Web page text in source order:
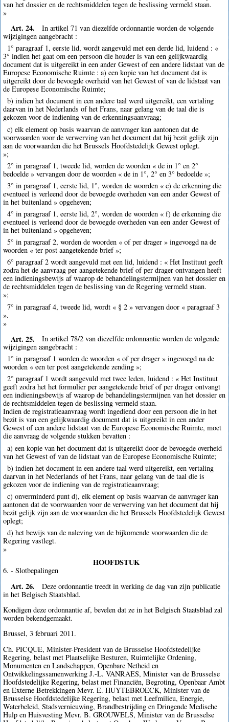
van het dossier en de rechtsmiddelen tegen de beslissing vermeld staan.
»
Art. 24.
In artikel 71 van diezelfde ordonnantie worden de volgende
wijzigingen aangebracht :
1° paragraaf 1, eerste lid, wordt aangevuld met een derde lid, luidend : «
3° indien het gaat om een persoon die houder is van een gelijkwaardig
document dat is uitgereikt in een ander Gewest of een andere lidstaat van de
Europese Economische Ruimte : a) een kopie van het document dat is
uitgereikt door de bevoegde overheid van het Gewest of van de lidstaat van
de Europese Economische Ruimte;
b) indien het document in een andere taal werd uitgereikt, een vertaling
daarvan in het Nederlands of het Frans, naar gelang van de taal die is
gekozen voor de indiening van de erkenningsaanvraag;
c) elk element op basis waarvan de aanvrager kan aantonen dat de
voorwaarden voor de verwerving van het document dat hij bezit gelijk zijn
aan de voorwaarden die het Brussels Hoofdstedelijk Gewest oplegt.
»;
2° in paragraaf 1, tweede lid, worden de woorden « de in 1° en 2°
bedoelde » vervangen door de woorden « de in 1°, 2° en 3° bedoelde »;
3° in paragraaf 1, eerste lid, 1°, worden de woorden « c) de erkenning die
eventueel is verleend door de bevoegde overheden van een ander Gewest of
in het buitenland » opgeheven;
4° in paragraaf 1, eerste lid, 2°, worden de woorden « f) de erkenning die
eventueel is verleend door de bevoegde overheden van een ander Gewest of
in het buitenland » opgeheven;
5° in paragraaf 2, worden de woorden « of per drager » ingevoegd na de
woorden « ter post aangetekende brief »;
6° paragraaf 2 wordt aangevuld met een lid, luidend : « Het Instituut geeft
zodra het de aanvraag per aangetekende brief of per drager ontvangen heeft
een indieningsbewijs af waarop de behandelingstermijnen van het dossier en
de rechtsmiddelen tegen de beslissing van de Regering vermeld staan.
»;
7° in paragraaf 4, tweede lid, wordt « § 2 » vervangen door « paragraaf 3
».
»
Art. 25.
In artikel 78/2 van diezelfde ordonnantie worden de volgende
wijzigingen aangebracht :
1° in paragraaf 1 worden de woorden « of per drager » ingevoegd na de
woorden « een ter post aangetekende zending »;
2° paragraaf 1 wordt aangevuld met twee leden, luidend : « Het Instituut
geeft zodra het het formulier per aangetekende brief of per drager ontvangt
een indieningsbewijs af waarop de behandelingstermijnen van het dossier en
de rechtsmiddelen tegen de beslissing vermeld staan.
Indien de registratieaanvraag wordt ingediend door een persoon die in het
bezit is van een gelijkwaardig document dat is uitgereikt in een ander
Gewest of een andere lidstaat van de Europese Economische Ruimte, moet
die aanvraag de volgende stukken bevatten :
a) een kopie van het document dat is uitgereikt door de bevoegde overheid
van het Gewest of van de lidstaat van de Europese Economische Ruimte;
b) indien het document in een andere taal werd uitgereikt, een vertaling
daarvan in het Nederlands of het Frans, naar gelang van de taal die is
gekozen voor de indiening van de registratieaanvraag;
c) onverminderd punt d), elk element op basis waarvan de aanvrager kan
aantonen dat de voorwaarden voor de verwerving van het document dat hij
bezit gelijk zijn aan de voorwaarden die het Brussels Hoofdstedelijk Gewest
oplegt;
d) het bewijs van de naleving van de bijkomende voorwaarden die de
Regering vastlegt.
»
HOOFDSTUK
6. - Slotbepalingen
Art. 26.
Deze ordonnantie treedt in werking de dag van zijn publicatie
in het Belgisch Staatsblad.
Kondigen deze ordonnantie af, bevelen dat ze in het Belgisch Staatsblad zal
worden bekendgemaakt.
Brussel, 3 februari 2011.
Ch. PICQUE, Minister-President van de Brusselse Hoofdstedelijke
Regering, belast met Plaatselijke Besturen, Ruimtelijke Ordening,
Monumenten en Landschappen, Openbare Netheid en
Ontwikkelingssamenwerking J.-L. VANRAES, Minister van de Brusselse
Hoofdstedelijke Regering, belast met Financiën, Begroting, Openbaar Ambt
en Externe Betrekkingen Mevr. E. HUYTEBROECK, Minister van de
Brusselse Hoofdstedelijke Regering, belast met Leefmilieu, Energie,
Waterbeleid, Stadsvernieuwing, Brandbestrijding en Dringende Medische
Hulp en Huisvesting Mevr. B. GROUWELS, Minister van de Brusselse